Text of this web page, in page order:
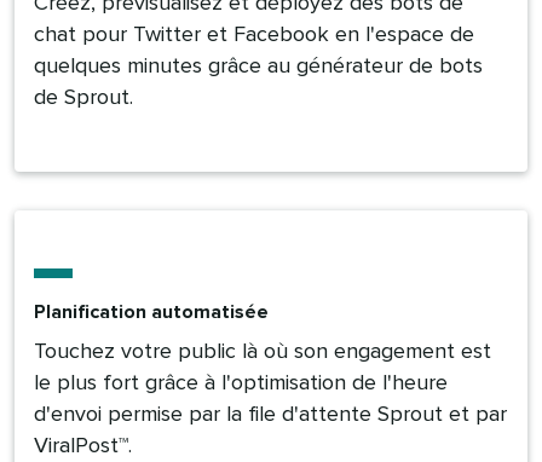
chat pour Twitter et Facebook en l'espace de
quelques minutes grâce au générateur de bots
de Sprout.​​
Planification automatisée​​
Touchez votre public là où son engagement est
le plus fort grâce à l'optimisation de l'heure
d'envoi permise par la file d'attente Sprout et par
ViralPost™.​​